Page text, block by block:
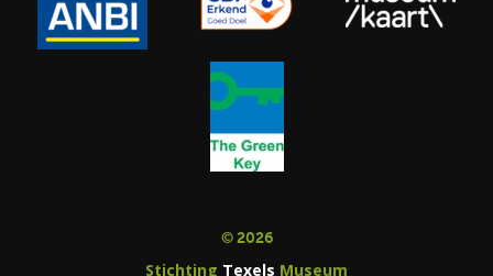
© 2026
Stichting Texels Museum